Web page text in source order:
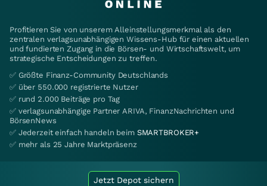
Profitieren Sie von unserem Alleinstellungsmerkmal als den
zentralen verlagsunabhängigen Wissens-Hub für einen aktuellen
und fundierten Zugang in die Börsen- und Wirtschaftswelt, um
strategische Entscheidungen zu treffen.
✅ Größte Finanz-Community Deutschlands
✅ über 550.000 registrierte Nutzer
✅ rund 2.000 Beiträge pro Tag
✅ verlagsunabhängige Partner ARIVA, FinanzNachrichten und
BörsenNews
✅ Jederzeit einfach handeln beim SMARTBROKER+
✅ mehr als 25 Jahre Marktpräsenz
Jetzt Depot sichern